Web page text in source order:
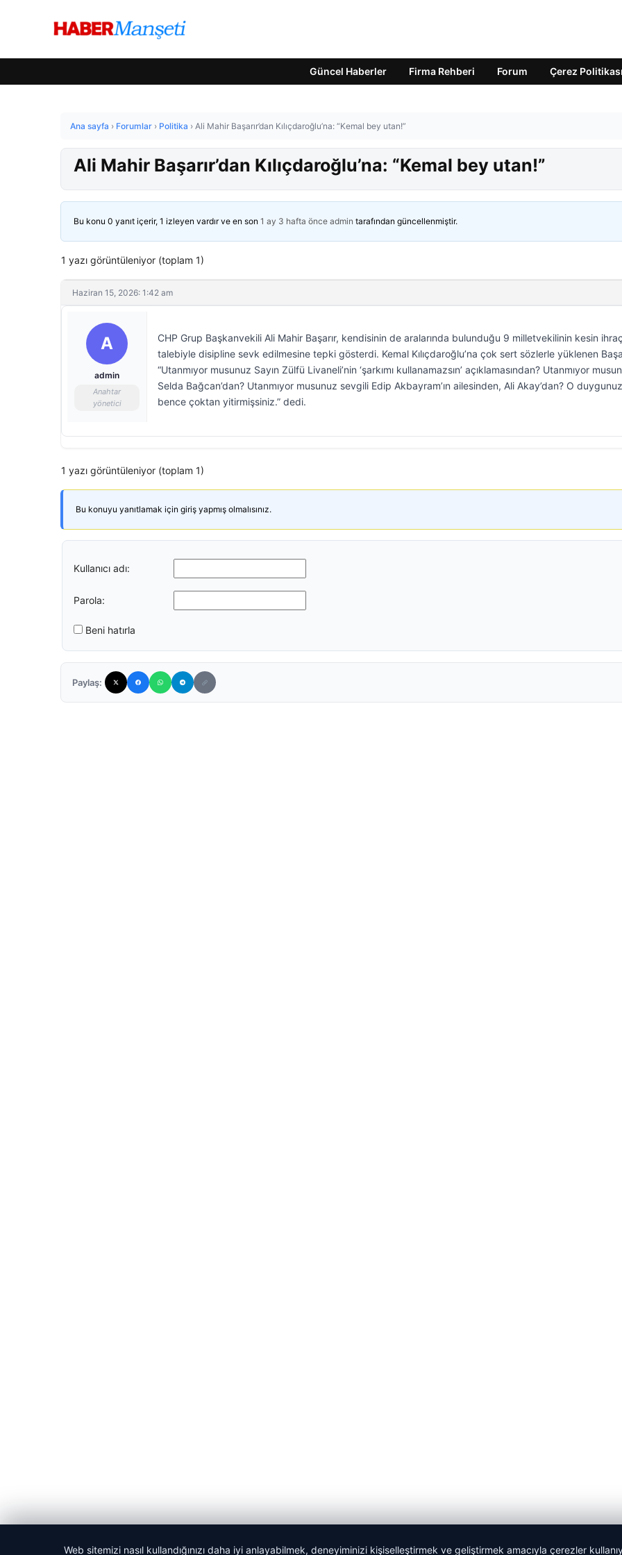
Güncel Haberler Firma Rehberi Forum Çerez Politikası
Ana sayfa › Forumlar › Politika › Ali Mahir Başarır’dan Kılıçdaroğlu’na: “Kemal bey utan!”
Ali Mahir Başarır’dan Kılıçdaroğlu’na: “Kemal bey utan!”
Bu konu 0 yanıt içerir, 1 izleyen vardır ve en son 1 ay 3 hafta önce admin tarafından güncellenmiştir.
1 yazı görüntüleniyor (toplam 1)
Haziran 15, 2026: 1:42 am
A
admin
Anahtar
yönetici
CHP Grup Başkanvekili Ali Mahir Başarır, kendisinin de aralarında bulunduğu 9 milletvekilinin kesin ihraç
talebiyle disipline sevk edilmesine tepki gösterdi. Kemal Kılıçdaroğlu’na çok sert sözlerle yüklenen
“Utanmıyor musunuz Sayın Zülfü Livaneli’nin ‘şarkımı kullanamazsın’ açıklamasından? Utanmıyor
Selda Bağcan’dan? Utanmıyor musunuz sevgili Edip Akbayram’ın ailesinden, Ali Akay’dan? O
bence çoktan yitirmişsiniz.” dedi.
1 yazı görüntüleniyor (toplam 1)
Bu konuyu yanıtlamak için giriş yapmış olmalısınız.
Kullanıcı adı:
Parola:
Beni hatırla
Paylaş:
Web sitemizi nasıl kullandığınızı daha iyi anlayabilmek, deneyiminizi kişiselleştirmek ve geliştirmek amacıyla çerezler